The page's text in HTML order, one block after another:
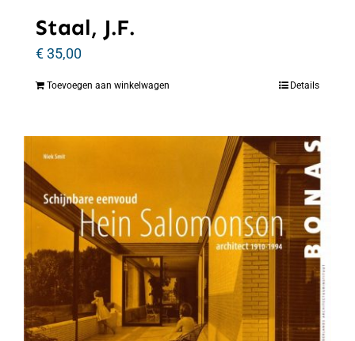
Staal, J.F.
€35,00
Toevoegen aan winkelwagen Details